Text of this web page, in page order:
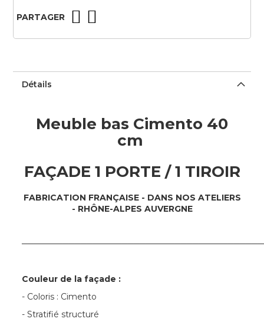
PARTAGER
Détails
Meuble bas Cimento 40
cm
FAÇADE 1 PORTE / 1 TIROIR
FABRICATION FRANÇAISE - DANS NOS ATELIERS
- RHÔNE-ALPES AUVERGNE
Couleur de la façade :
- Coloris : Cimento
- Stratifié structuré